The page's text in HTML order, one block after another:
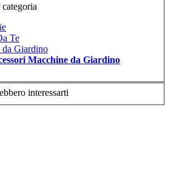
Te
da Giardino
Macchine da Giardino
interessarti